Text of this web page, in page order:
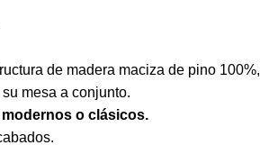
de madera maciza de pino 100%,
mesa a conjunto.
modernos o clásicos.